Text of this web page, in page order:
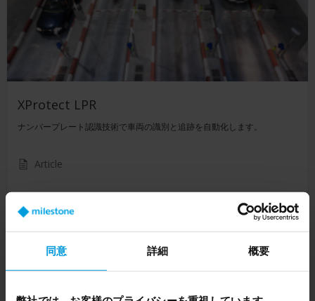
同意 詳細 概要
XProtect LPR
ナンバープレート認識技術で車両の識別と追跡を自動化します。
Article